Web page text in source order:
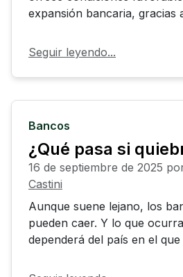
expansión bancaria, gracias
los servicios financieros y el
Seguir leyendo...
Bancos
¿Qué pasa si
16 de septiembre de 2025
Castini
Aunque suene lejano, los
pueden caer. Y lo que
dependerá del país en el
ahorros.